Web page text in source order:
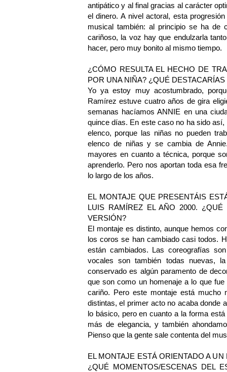
antipático y al final gracias al carácter
el dinero. A nivel actoral, esta
musical también: al principio se ha
cariñoso, la voz hay que endulzarla
hacer, pero muy bonito al mismo tiempo.
¿CÓMO RESULTA EL HECHO DE
POR UNA NIÑA? ¿QUÉ
Yo ya estoy muy acostumbrado,
Ramírez estuve cuatro años de gira
semanas hacíamos ANNIE en una
quince días. En este caso no ha sido
elenco, porque las niñas no pueden
elenco de niñas y se cambia de
mayores en cuanto a técnica, porque
aprenderlo. Pero nos aportan toda esa
lo largo de los años.
EL MONTAJE QUE PRESENTÁIS
LUIS RAMÍREZ EL AÑO 2000.
VERSIÓN?
El montaje es distinto, aunque hemos
los coros se han cambiado casi todos.
están cambiados. Las coreografías
vocales son también todas nuevas,
conservado es algún paramento de
que son como un homenaje a lo que
cariño. Pero este montaje está mucho
distintas, el primer acto no acaba donde
lo básico, pero en cuanto a la forma
más de elegancia, y también
Pienso que la gente sale contenta del
EL MONTAJE ESTÁ ORIENTADO A
¿QUÉ MOMENTOS/ESCENAS DEL